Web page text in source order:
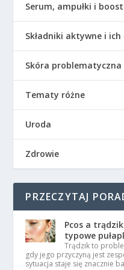
Serum, ampułki i
Składniki aktywne i ich
Skóra
Tematy różne
Uroda
Zdrowie
PRZECZYTAJ
Pcos a
typowe
Trądzik to
gdy jego przyczyną jest
sytuacja staje się znacznie